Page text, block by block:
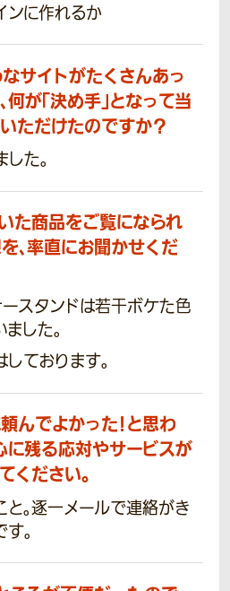
ンに作れるか
サイトがたくさんあっ
が「決め手」となって当
ただけたのですか？
た。
た商品をご覧になられ
、率直にお聞かせくだ
スタンドは若干ボケた色
した。
ております。
んでよかった！と思わ
に残る応対やサービスが
ください。
。逐一メールで連絡がき
。